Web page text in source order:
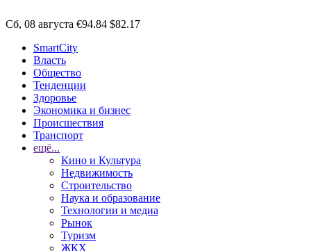
Сб, 08 августа €94.84 $82.17
SmartCity
Власть
Общество
Тенденции
Здоровье
Экономика и бизнес
Происшествия
Транспорт
ещё...
Кино и Культура
Недвижимость
Строительство
Наука и образование
Технологии и медиа
Рынок
Туризм
ЖКХ